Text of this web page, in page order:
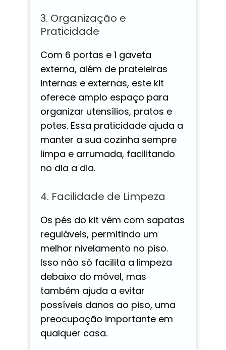
3. Organização e
Praticidade
Com 6 portas e 1 gaveta
externa, além de prateleiras
internas e externas, este kit
oferece amplo espaço para
organizar utensílios, pratos e
potes. Essa praticidade ajuda a
manter a sua cozinha sempre
limpa e arrumada, facilitando
no dia a dia.
4. Facilidade de Limpeza
Os pés do kit vêm com sapatas
reguláveis, permitindo um
melhor nivelamento no piso.
Isso não só facilita a limpeza
debaixo do móvel, mas
também ajuda a evitar
possíveis danos ao piso, uma
preocupação importante em
qualquer casa.